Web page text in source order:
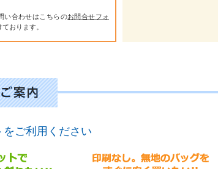
い合わせはこちらのお問合せフォ
おります。
ご利用ください